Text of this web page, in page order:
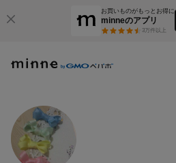
お買いものがもっとお得に
minneのアプリ
3万件以上